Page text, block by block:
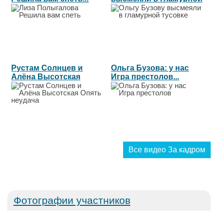
тусовке...
Рустам Солнцев и
Алёна Высотская
Опять неудача...
Ольга Бузова: у нас
Игра престолов...
Все видео За кадром
Фотографии участников